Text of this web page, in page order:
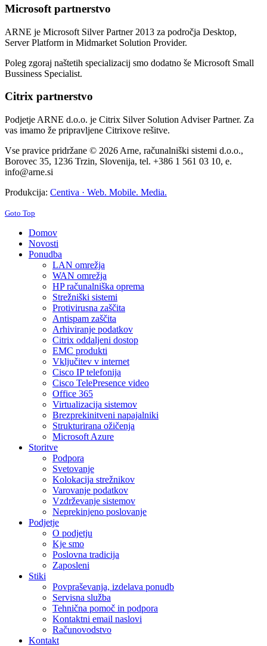
Microsoft partnerstvo
ARNE je Microsoft Silver Partner 2013 za področja Desktop,
Server Platform in Midmarket Solution Provider.
Poleg zgoraj naštetih specializacij smo dodatno še Microsoft Small
Bussiness Specialist.
Citrix partnerstvo
Podjetje ARNE d.o.o. je Citrix Silver Solution Adviser Partner. Za
vas imamo že pripravljene Citrixove rešitve.
Vse pravice pridržane © 2026 Arne, računalniški sistemi d.o.o.,
Borovec 35, 1236 Trzin, Slovenija, tel. +386 1 561 03 10, e.
info@arne.si
Produkcija: Centiva · Web. Mobile. Media.
Goto Top
Domov
Novosti
Ponudba
LAN omrežja
WAN omrežja
HP računalniška oprema
Strežniški sistemi
Protivirusna zaščita
Antispam zaščita
Arhiviranje podatkov
Citrix oddaljeni dostop
EMC produkti
Vključitev v internet
Cisco IP telefonija
Cisco TelePresence video
Office 365
Virtualizacija sistemov
Brezprekinitveni napajalniki
Strukturirana ožičenja
Microsoft Azure
Storitve
Podpora
Svetovanje
Kolokacija strežnikov
Varovanje podatkov
Vzdrževanje sistemov
Neprekinjeno poslovanje
Podjetje
O podjetju
Kje smo
Poslovna tradicija
Zaposleni
Stiki
Povpraševanja, izdelava ponudb
Servisna služba
Tehnična pomoč in podpora
Kontaktni email naslovi
Računovodstvo
Kontakt